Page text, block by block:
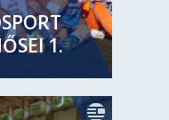
1.